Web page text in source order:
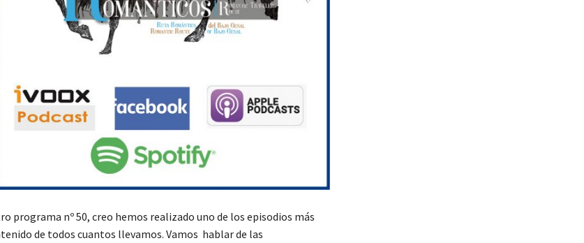
programa nº 50, creo hemos realizado uno de los episodios más
de todos cuantos llevamos. Vamos hablar de las